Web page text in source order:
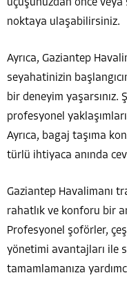
uçuşunuzdan önce
noktaya ulaşabilirsiniz.
Ayrıca, Gaziantep
seyahatinizin
bir deneyim
profesyonel
Ayrıca, bagaj taşıma
türlü ihtiyaca anında
Gaziantep Havalimanı
rahatlık ve konforu bir
Profesyonel şoförler,
yönetimi avantajları ile
tamamlamanıza